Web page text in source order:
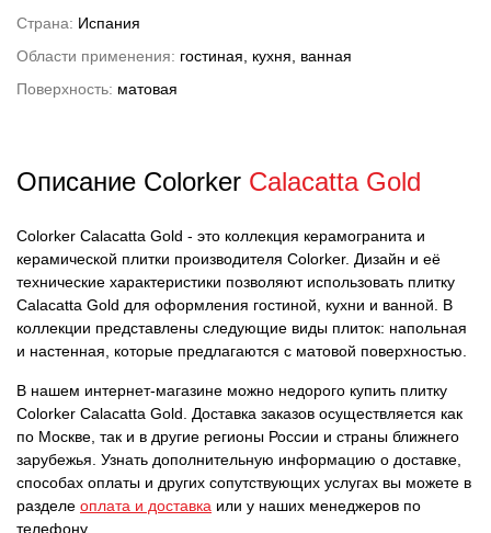
Страна: Испания
Области применения: гостиная, кухня, ванная
Поверхность: матовая
Описание Colorker Calacatta Gold
Colorker Calacatta Gold - это коллекция керамогранита и
керамической плитки производителя Colorker. Дизайн и её
технические характеристики позволяют использовать плитку
Calacatta Gold для оформления гостиной, кухни и ванной. В
коллекции представлены следующие виды плиток: напольная
и настенная, которые предлагаются с матовой поверхностью.
В нашем интернет-магазине можно недорого купить плитку
Colorker Calacatta Gold. Доставка заказов осуществляется как
по Москве, так и в другие регионы России и страны ближнего
зарубежья. Узнать дополнительную информацию о доставке,
способах оплаты и других сопутствующих услугах вы можете в
разделе оплата и доставка или у наших менеджеров по
телефону.